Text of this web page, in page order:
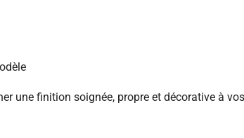
une finition soignée, propre et décorative à